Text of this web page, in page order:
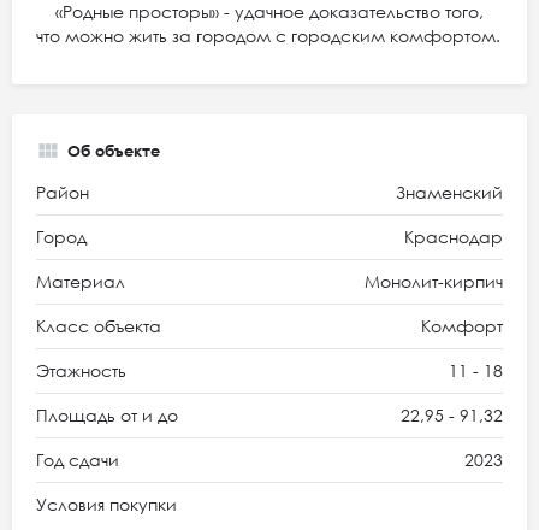
«Родные просторы» - удачное доказательство того,
что можно жить за городом с городским комфортом.
Об объекте
Район Знаменский
Город Краснодар
Материал Монолит-кирпич
Класс объекта Комфорт
Этажность 11 - 18
Площадь от и до 22,95 - 91,32
Год сдачи 2023
Условия покупки